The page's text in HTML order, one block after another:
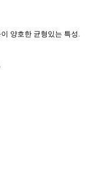
양호한 균형있는 특성.